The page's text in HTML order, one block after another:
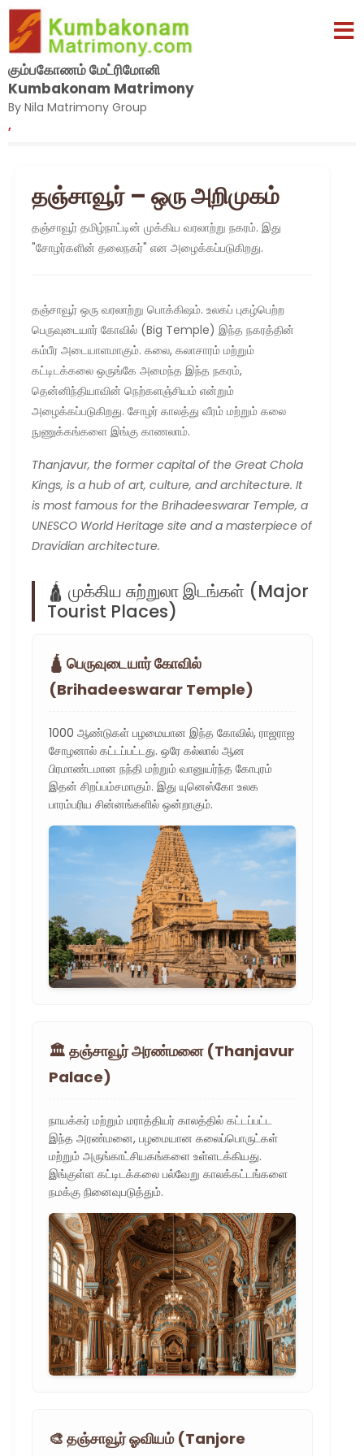
கும்பகோணம் மேட்ரிமோனி
Kumbakonam Matrimony
By Nila Matrimony Group
,
தஞ்சாவூர் – ஒரு அறிமுகம்
தஞ்சாவூர் தமிழ்நாட்டின் முக்கிய வரலாற்று நகரம். இது
"சோழர்களின் தலைநகர்" என அழைக்கப்படுகிறது.
தஞ்சாவூர் ஒரு வரலாற்று பொக்கிஷம். உலகப் புகழ்பெற்ற
பெருவுடையார் கோவில் (Big Temple) இந்த நகரத்தின்
கம்பீர அடையாளமாகும். கலை, கலாசாரம் மற்றும்
கட்டிடக்கலை ஒருங்கே அமைந்த இந்த நகரம்,
தென்னிந்தியாவின் நெற்களஞ்சியம் என்றும்
அழைக்கப்படுகிறது. சோழர் காலத்து வீரம் மற்றும் கலை
நுணுக்கங்களை இங்கு காணலாம்.
Thanjavur, the former capital of the Great Chola
Kings, is a hub of art, culture, and architecture. It
is most famous for the Brihadeeswarar Temple, a
UNESCO World Heritage site and a masterpiece of
Dravidian architecture.
🛕 முக்கிய சுற்றுலா இடங்கள் (Major
Tourist Places)
🛕 பெருவுடையார் கோவில்
(Brihadeeswarar Temple)
1000 ஆண்டுகள் பழமையான இந்த கோவில், ராஜராஜ
சோழனால் கட்டப்பட்டது. ஒரே கல்லால் ஆன
பிரமாண்டமான நந்தி மற்றும் வானுயர்ந்த கோபுரம்
இதன் சிறப்பம்சமாகும். இது யுனெஸ்கோ உலக
பாரம்பரிய சின்னங்களில் ஒன்றாகும்.
🏛️ தஞ்சாவூர் அரண்மனை (Thanjavur
Palace)
நாயக்கர் மற்றும் மராத்தியர் காலத்தில் கட்டப்பட்ட
இந்த அரண்மனை, பழமையான கலைப்பொருட்கள்
மற்றும் அருங்காட்சியகங்களை உள்ளடக்கியது.
இங்குள்ள கட்டிடக்கலை பல்வேறு காலக்கட்டங்களை
நமக்கு நினைவுபடுத்தும்.
🎨 தஞ்சாவூர் ஓவியம் (Tanjore